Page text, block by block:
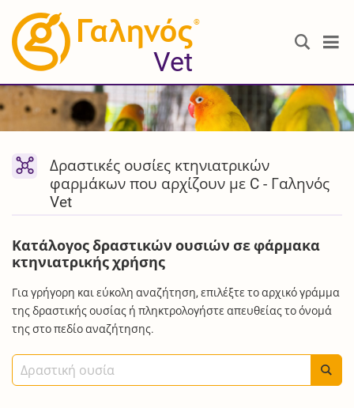
®
Vet
Δραστικές ουσίες κτηνιατρικών
φαρμάκων που αρχίζουν με C - Γαληνός
Vet
Κατάλογος δραστικών ουσιών σε φάρμακα
κτηνιατρικής χρήσης
Για γρήγορη και εύκολη αναζήτηση, επιλέξτε το αρχικό γράμμα
της δραστικής ουσίας ή πληκτρολογήστε απευθείας το όνομά
της στο πεδίο αναζήτησης.